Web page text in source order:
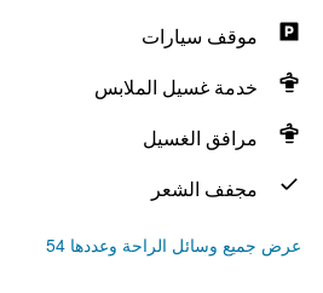
موقف سيارات
خدمة غسيل الملابس
مرافق الغسيل
مجفف الشعر
عرض جميع وسائل الراحة وعددها 54